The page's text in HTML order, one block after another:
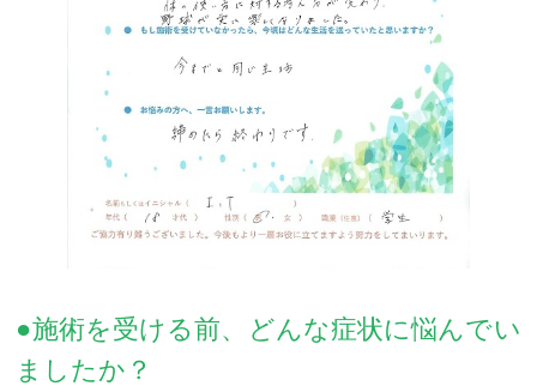
●施術を受ける前、どんな症状に悩んでい
ましたか？